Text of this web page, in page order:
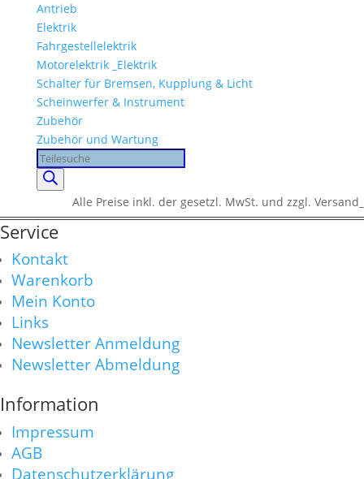
Antrieb
Elektrik
Fahrgestellelektrik
Motorelektrik _Elektrik
Schalter für Bremsen, Kupplung & Licht
Scheinwerfer & Instrument
Zubehör
Zubehör und Wartung
Products
search
Alle Preise inkl. der gesetzl. MwSt. und zzgl. Versand_
Service
Kontakt
Warenkorb
Mein Konto
Links
Newsletter Anmeldung
Newsletter Abmeldung
Information
Impressum
AGB
Datenschutzerklärung